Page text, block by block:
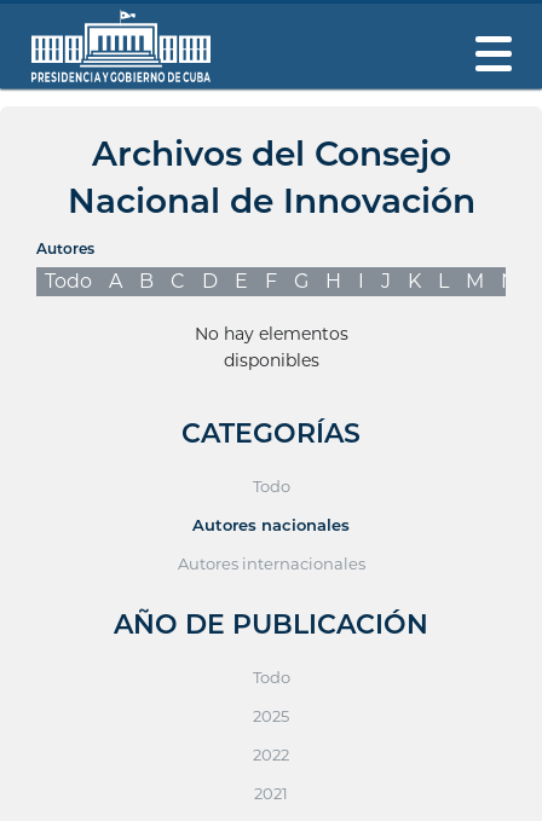
Archivos del Consejo
Nacional de Innovación
Autores
Todo A B C D E F G H I J K L M N
No hay elementos
disponibles
CATEGORÍAS
Todo
Autores nacionales
Autores internacionales
AÑO DE PUBLICACIÓN
Todo
2025
2022
2021